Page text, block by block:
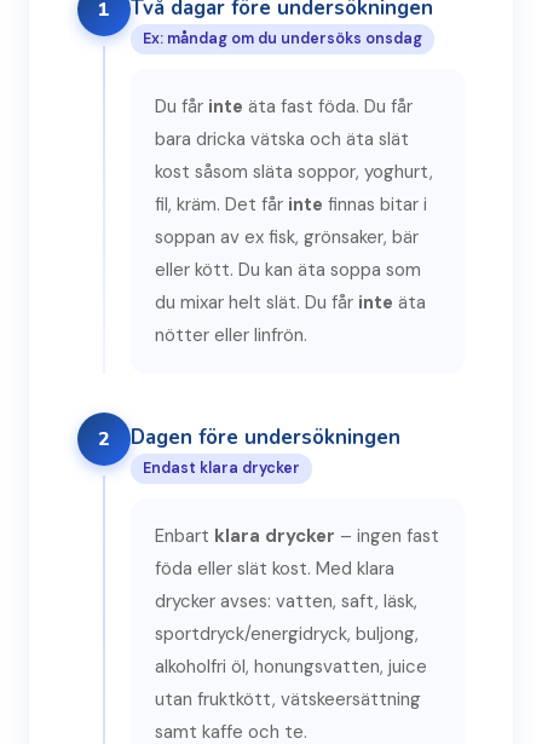
1 Två dagar före undersökningen
Ex: måndag om du undersöks onsdag
Du får inte äta fast föda. Du får
bara dricka vätska och äta slät
kost såsom släta soppor, yoghurt,
fil, kräm. Det får inte finnas bitar i
soppan av ex fisk, grönsaker, bär
eller kött. Du kan äta soppa som
du mixar helt slät. Du får inte äta
nötter eller linfrön.
2 Dagen före undersökningen
Endast klara drycker
Enbart klara drycker – ingen fast
föda eller slät kost. Med klara
drycker avses: vatten, saft, läsk,
sportdryck/energidryck, buljong,
alkoholfri öl, honungsvatten, juice
utan fruktkött, vätskeersättning
samt kaffe och te.